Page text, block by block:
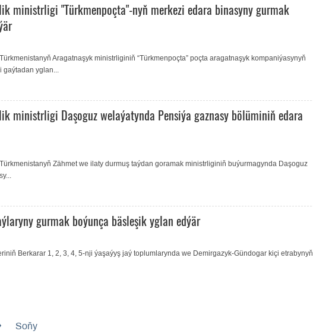
ministrligi "Türkmenpoçta"-nyň merkezi edara binasyny gurmak
Aragatnaşyk ministrliginiň “Türkmenpoçta” poçta aragatnaşyk kompaniýasynyň
gaýtadan yglan...
ministrligi Daşoguz welaýatynda Pensiýa gaznasy bölüminiň edara
Zähmet we ilaty durmuş taýdan goramak ministrliginiň buýurmagynda Daşoguz
gurmak boýunça bäsleşik yglan edýär
Berkarar 1, 2, 3, 4, 5-nji ýaşaýyş jaý toplumlarynda we Demirgazyk-Gündogar kiçi etrabynyň
Soňy